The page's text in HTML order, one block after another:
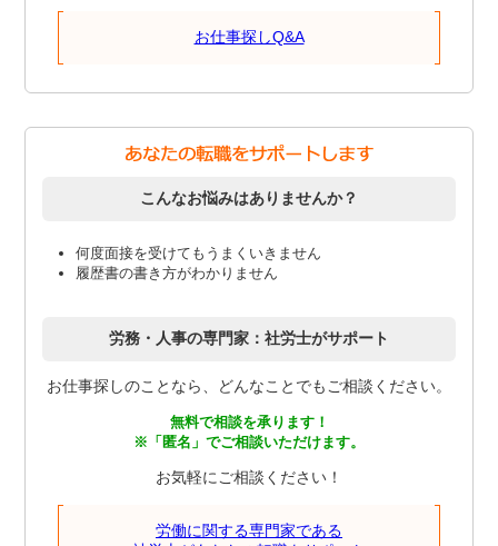
お仕事探しQ&A
こんなお悩みはありませんか？
何度面接を受けてもうまくいきません
履歴書の書き方がわかりません
労務・人事の専門家：社労士がサポート
お仕事探しのことなら、どんなことでもご相談ください。
無料で相談を承ります！
※「匿名」でご相談いただけます。
お気軽にご相談ください！
労働に関する専門家である